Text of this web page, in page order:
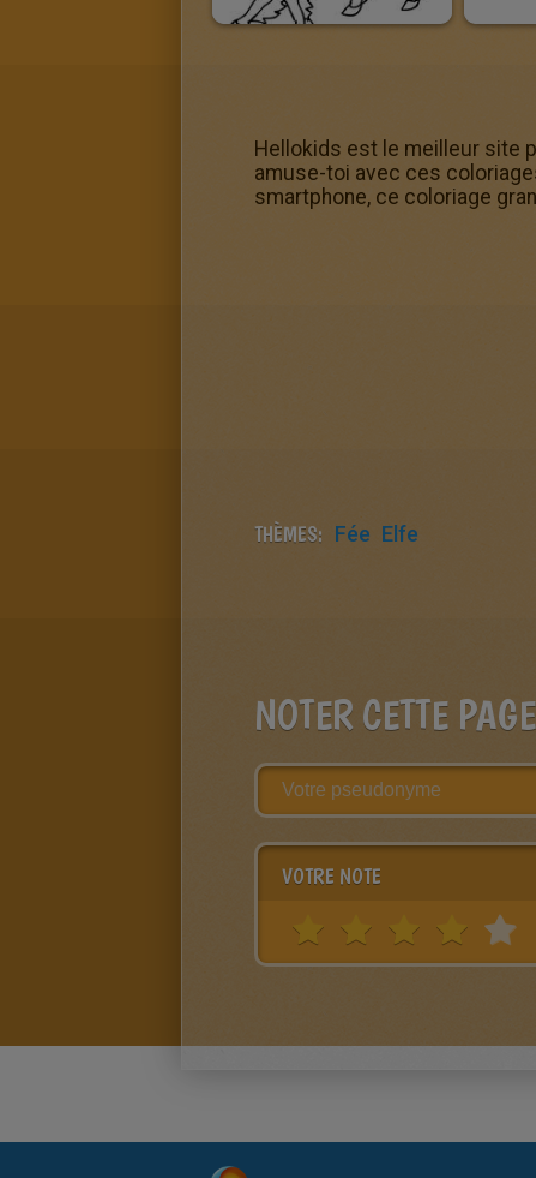
Hellokids est le meilleur site
amuse-toi avec ces
smartphone, ce coloriage
THÈMES: Fée Elfe
NOTER CETTE PAGE
VOTRE NOTE